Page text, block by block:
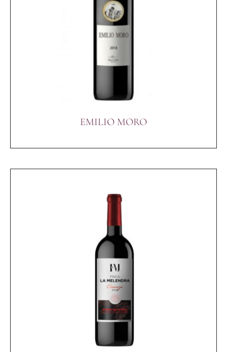
EMILIO MORO